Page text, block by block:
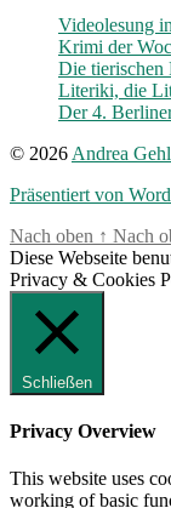
Videolesung
Krimi der
Die tierischen
Literiki, die
Der 4.
© 2026 Andrea
Präsentiert von
Nach oben ↑ Nach
Diese Webseite
Privacy & Cookies
Schließen
Privacy Overview
This website uses
working of basic